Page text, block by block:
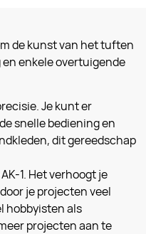
de kunst van het tuften
enkele overtuigende
Je kunt er
snelle bediening en
dit gereedschap
1. Het verhoogt je
je projecten veel
hobbyisten als
projecten aan te